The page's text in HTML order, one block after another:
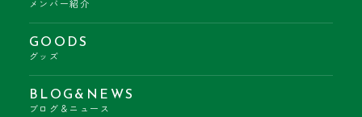
メンバー紹介
GOODS
グッズ
BLOG&NEWS
ブログ＆ニュース